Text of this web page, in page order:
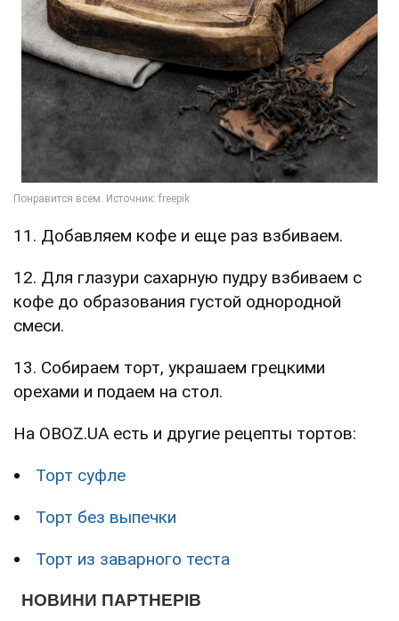
11. Добавляем кофе и еще раз взбиваем.
12. Для глазури сахарную пудру взбиваем с
кофе до образования густой однородной
смеси.
13. Собираем торт, украшаем грецкими
орехами и подаем на стол.
На OBOZ.UA есть и другие рецепты тортов:
Торт суфле
Торт без выпечки
Торт из заварного теста